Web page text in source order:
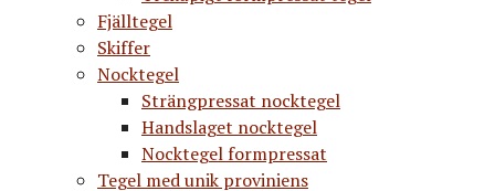
Fjälltegel
Skiffer
Nocktegel
Strängpressat nocktegel
Handslaget nocktegel
Nocktegel formpressat
Tegel med unik proviniens